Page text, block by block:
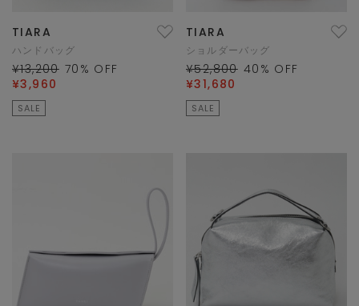
TIARA
ハンドバッグ
¥13,200 70 % OFF
¥3,960
SALE
TIARA
ショルダーバッグ
¥52,800 40 % OFF
¥31,680
SALE